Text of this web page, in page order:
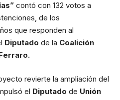
contó con 132 votos a
de los
que responden al
Diputado de la Coalición
revierte la ampliación del
el Diputado de Unión